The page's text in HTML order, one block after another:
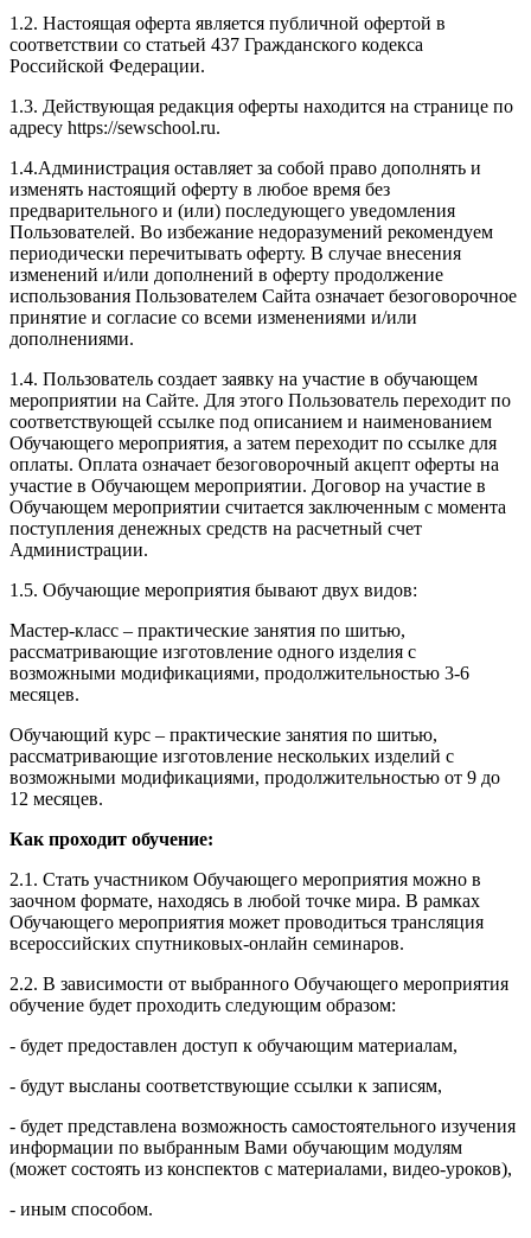
1.2. Настоящая оферта является публичной офертой в
соответствии со статьей 437 Гражданского кодекса
Российской Федерации.
1.3. Действующая редакция оферты находится на странице по
адресу https://sewschool.ru.
1.4.Администрация оставляет за собой право дополнять и
изменять настоящий оферту в любое время без
предварительного и (или) последующего уведомления
Пользователей. Во избежание недоразумений рекомендуем
периодически перечитывать оферту. В случае внесения
изменений и/или дополнений в оферту продолжение
использования Пользователем Сайта означает безоговорочное
принятие и согласие со всеми изменениями и/или
дополнениями.
1.4. Пользователь создает заявку на участие в обучающем
мероприятии на Сайте. Для этого Пользователь переходит по
соответствующей ссылке под описанием и наименованием
Обучающего мероприятия, а затем переходит по ссылке для
оплаты. Оплата означает безоговорочный акцепт оферты на
участие в Обучающем мероприятии. Договор на участие в
Обучающем мероприятии считается заключенным с момента
поступления денежных средств на расчетный счет
Администрации.
1.5. Обучающие мероприятия бывают двух видов:
Мастер-класс – практические занятия по шитью,
рассматривающие изготовление одного изделия с
возможными модификациями, продолжительностью 3-6
месяцев.
Обучающий курс – практические занятия по шитью,
рассматривающие изготовление нескольких изделий с
возможными модификациями, продолжительностью от 9 до
12 месяцев.
Как проходит обучение:
2.1. Стать участником Обучающего мероприятия можно в
заочном формате, находясь в любой точке мира. В рамках
Обучающего мероприятия может проводиться трансляция
всероссийских спутниковых-онлайн семинаров.
2.2. В зависимости от выбранного Обучающего мероприятия
обучение будет проходить следующим образом:
- будет предоставлен доступ к обучающим материалам,
- будут высланы соответствующие ссылки к записям,
- будет представлена возможность самостоятельного изучения
информации по выбранным Вами обучающим модулям
(может состоять из конспектов с материалами, видео-уроков),
- иным способом.